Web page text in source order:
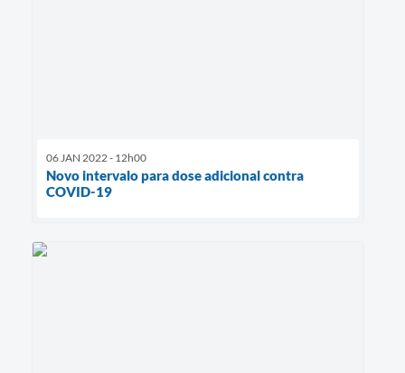
06 JAN 2022 - 12h00
Novo intervalo para dose adicional contra
COVID-19